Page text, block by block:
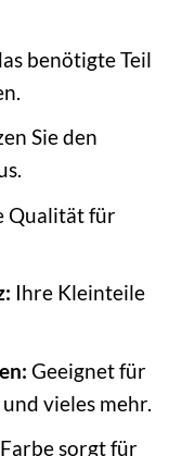
benötigte Teil
Sie den
Qualität für
Ihre Kleinteile
Geeignet für
vieles mehr.
sorgt für